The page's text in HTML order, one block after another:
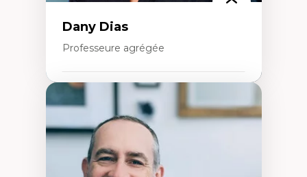
Dany Dias
Professeure agrégée
Pédagogies critiques et justice sociale
Éthique relationnelle et sollicitude en
éducation
Décolonisation et autochtonisation de la
formation à l’enseignement
Littératie et didactique du français